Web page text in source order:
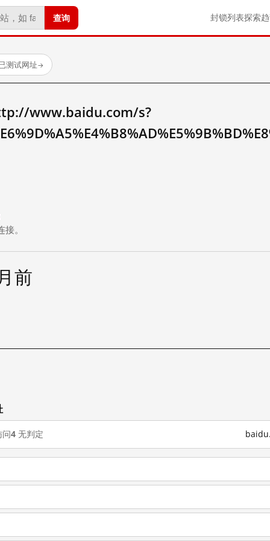
查询 封锁列表探索
测试网址→
www.baidu.com/s?
。
前
问4 无判定